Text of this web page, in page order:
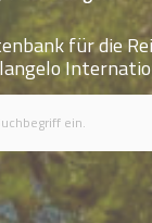
für die